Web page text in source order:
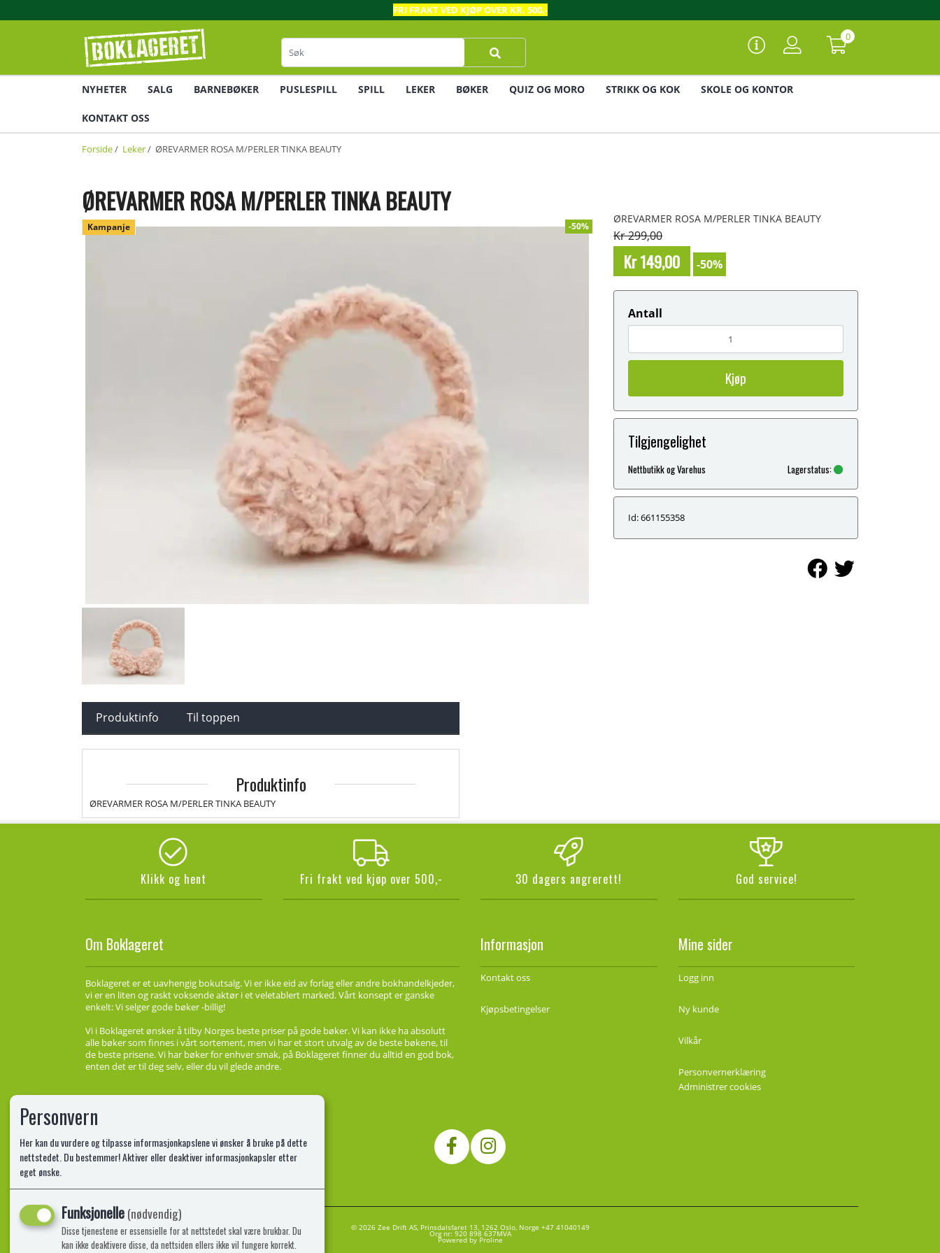
FRI FRAKT VED KJØP OVER KR. 500,-
0
NYHETER SALG BARNEBØKER PUSLESPILL SPILL LEKER BØKER QUIZ OG MORO STRIKK OG KOK SKOLE OG KONTOR
KONTAKT OSS
Forside/ Leker/ ØREVARMER ROSA M/PERLER TINKA BEAUTY
ØREVARMER ROSA M/PERLER TINKA BEAUTY
Kampanje -50%
ØREVARMER ROSA M/PERLER TINKA BEAUTY
Kr 299,00
Kr 149,00 -50%
Antall
Kjøp
Tilgjengelighet
Nettbutikk og Varehus Lagerstatus:
Id: 661155358
Produktinfo Til toppen
Produktinfo
ØREVARMER ROSA M/PERLER TINKA BEAUTY
Klikk og hent Fri frakt ved kjøp over 500,- 30 dagers angrerett! God service!
Om Boklageret
Boklageret er et uavhengig bokutsalg. Vi er ikke eid av forlag eller andre bokhandelkjeder,
vi er en liten og raskt voksende aktør i et veletablert marked. Vårt konsept er ganske
enkelt: Vi selger gode bøker -billig!
Vi i Boklageret ønsker å tilby Norges beste priser på gode bøker. Vi kan ikke ha absolutt
alle bøker som finnes i vårt sortement, men vi har et stort utvalg av de beste bøkene, til
de beste prisene. Vi har bøker for enhver smak, på Boklageret finner du alltid en god bok,
enten det er til deg selv, eller du vil glede andre.
Informasjon
Kontakt oss
Kjøpsbetingelser
Mine sider
Logg inn
Ny kunde
Vilkår
Personvernerklæring
Administrer cookies
© 2026 Zee Drift AS, Prinsdalsfaret 13, 1262 Oslo, Norge +47 41040149
Org nr: 920 898 637MVA
Powered by Proline
Personvern
Her kan du vurdere og tilpasse informasjonkapslene vi ønsker å bruke på dette
nettstedet. Du bestemmer! Aktiver eller deaktiver informasjonkapsler etter
eget ønske.
Funksjonelle(nødvendig)
Disse tjenestene er essensielle for at nettstedet skal være brukbar. Du
kan ikke deaktivere disse, da nettsiden ellers ikke vil fungere korrekt.